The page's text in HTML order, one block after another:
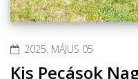
2025. MÁJUS 05
Kis Pecások